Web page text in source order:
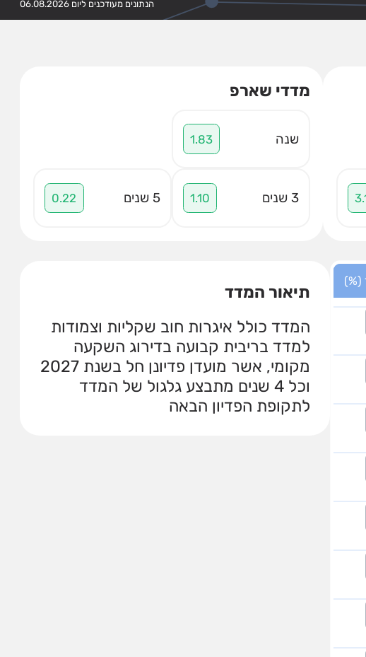
הנתונים מעודכנים ליום 06.08.2026
מדדי שארפ
שנה 1.83
3 שנים 1.10 5 שנים 0.22
(%)
תיאור המדד
המדד כולל איגרות חוב שקליות וצמודות
למדד בריבית קבועה בדירוג השקעה
מקומי, אשר מועדן פדיונן חל בשנת 2027
וכל 4 שנים מתבצע גלגול של המדד
לתקופת הפדיון הבאה